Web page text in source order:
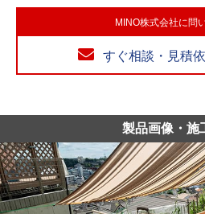
MINO株式会社に問
すぐ相談・見積
製品画像・施